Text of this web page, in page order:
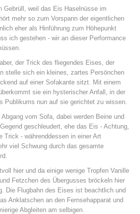
Gebrüll, weil das Eis Haselnüsse im
mehr so zum Vorspann der eigentlichen
eher als Hinführung zum Höhepunkt
ich gestehen - wir an dieser Performance
der Trick des fliegendes Eises, der
stelle sich ein kleines, zartes Persönchen
auf einer Sofakante sitzt. Mit einem
sie ein hysterischer Anfall, in der
Publikums nun auf sie gerichtet zu wissen.
vom Sofa, dabei werden Beine und
geschleudert, ehe das Eis - Achtung,
Trick - währenddessen in einer Art
viel Schwung durch das gesamte
hier und da einige wenige Tropfen Vanille
Fetzchen des Übergusses bröckeln hier
Die Flugbahn des Eises ist beachtlich und
Anklatschen an den Fernsehapparat und
Abgleiten am selbigen.